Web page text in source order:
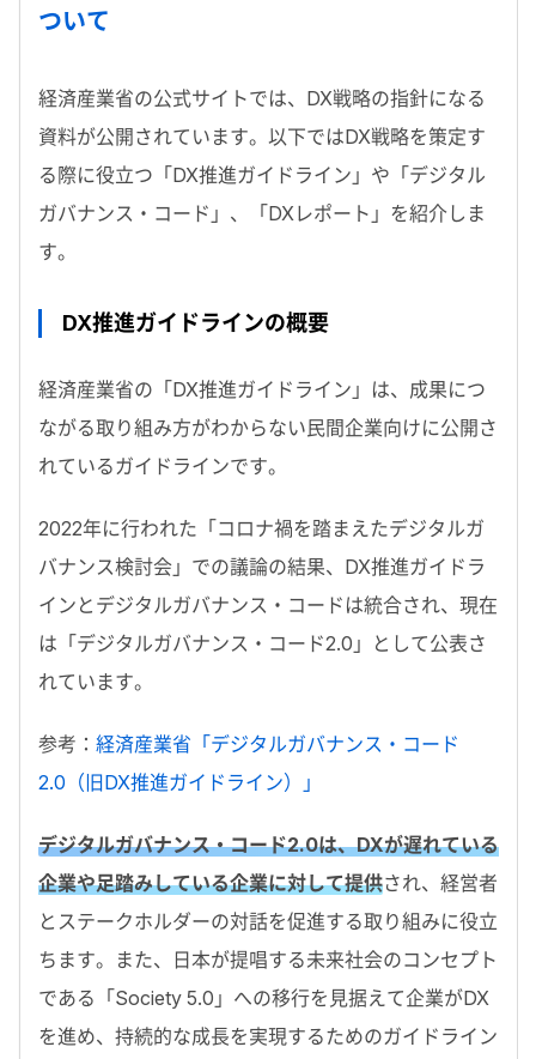
ついて
経済産業省の公式サイトでは、DX戦略の指針になる
資料が公開されています。以下ではDX戦略を策定す
る際に役立つ「DX推進ガイドライン」や「デジタル
ガバナンス・コード」、「DXレポート」を紹介しま
す。
DX推進ガイドラインの概要
経済産業省の「DX推進ガイドライン」は、成果につ
ながる取り組み方がわからない民間企業向けに公開さ
れているガイドラインです。
2022年に行われた「コロナ禍を踏まえたデジタルガ
バナンス検討会」での議論の結果、DX推進ガイドラ
インとデジタルガバナンス・コードは統合され、現在
は「デジタルガバナンス・コード2.0」として公表さ
れています。
参考： 経済産業省「デジタルガバナンス・コード
2.0（旧DX推進ガイドライン）」
デジタルガバナンス・コード2.0は、DXが遅れている
企業や足踏みしている企業に対して提供され、経営者
とステークホルダーの対話を促進する取り組みに役立
ちます。また、日本が提唱する未来社会のコンセプト
である「Society 5.0」への移行を見据えて企業がDX
を進め、持続的な成長を実現するためのガイドライン